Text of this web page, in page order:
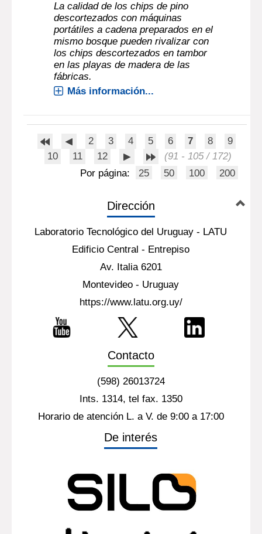
La calidad de los chips de pino
descortezados con máquinas
portátiles a cadena preparados en el
mismo bosque pueden rivalizar con
los chips descortezados en tambor
en las playas de madera de las
fábricas.
Más información...
2 3 4 5 6 7 8
9
10
11 12
(91 - 105 / 172)
Por página:
25 50 100 200
Dirección
Laboratorio Tecnológico del Uruguay - LATU
Edificio Central - Entrepiso
Av. Italia 6201
Montevideo - Uruguay
https://www.latu.org.uy/
Contacto
(598) 26013724
Ints. 1314, tel fax. 1350
Horario de atención L. a V. de 9:00 a 17:00
De interés